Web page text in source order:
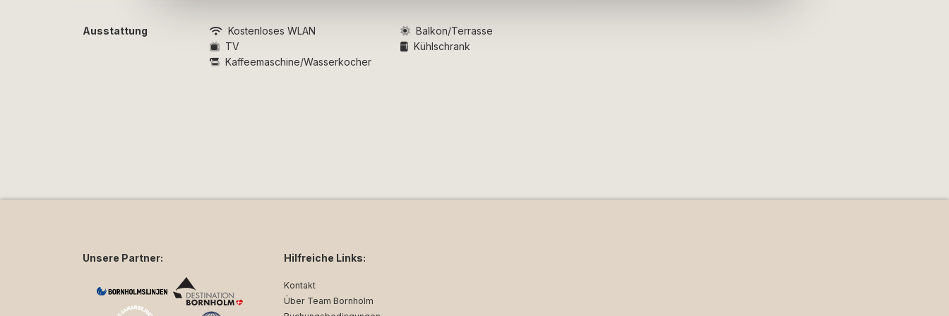
allgemein Unterkünfte dieser Art verfügbar sind. Sollte keine haustierfreundliche
Unterkunft für Ihren Aufenthalt verfügbar sein, kontaktieren wir Sie direkt nach
Ausstattung Kostenloses WLAN
Balkon/Terrasse
TV
Kühlschrank
Kaffeemaschine/Wasserkocher
Unsere Partner: Hilfreiche Links:
Kontakt
Über Team Bornholm